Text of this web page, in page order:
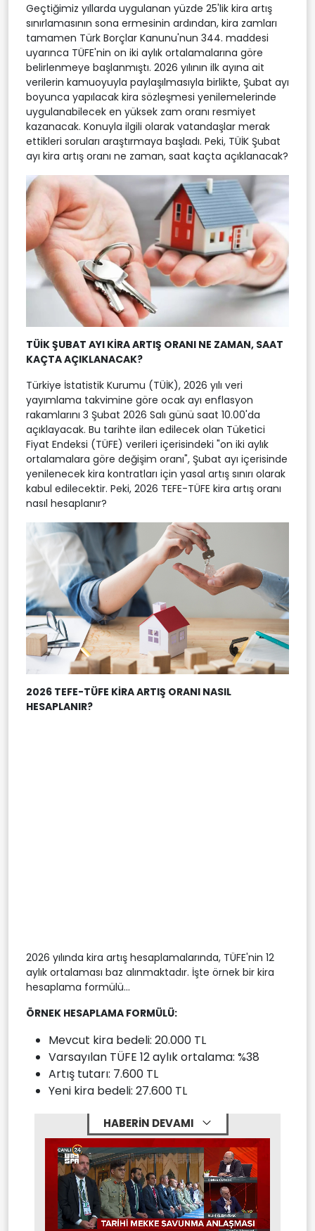
Geçtiğimiz yıllarda uygulanan yüzde 25'lik kira artış
sınırlamasının sona ermesinin ardından, kira zamları
tamamen Türk Borçlar Kanunu'nun 344. maddesi
uyarınca TÜFE'nin on iki aylık ortalamalarına göre
belirlenmeye başlanmıştı. 2026 yılının ilk ayına ait
verilerin kamuoyuyla paylaşılmasıyla birlikte, Şubat ayı
boyunca yapılacak kira sözleşmesi yenilemelerinde
uygulanabilecek en yüksek zam oranı resmiyet
kazanacak. Konuyla ilgili olarak vatandaşlar merak
ettikleri soruları araştırmaya başladı. Peki, TÜİK Şubat
ayı kira artış oranı ne zaman, saat kaçta açıklanacak?
TÜİK ŞUBAT AYI KİRA ARTIŞ ORANI NE ZAMAN, SAAT
KAÇTA AÇIKLANACAK?
Türkiye İstatistik Kurumu (TÜİK), 2026 yılı veri
yayımlama takvimine göre ocak ayı enflasyon
rakamlarını 3 Şubat 2026 Salı günü saat 10.00'da
açıklayacak. Bu tarihte ilan edilecek olan Tüketici
Fiyat Endeksi (TÜFE) verileri içerisindeki "on iki aylık
ortalamalara göre değişim oranı", Şubat ayı içerisinde
yenilenecek kira kontratları için yasal artış sınırı olarak
kabul edilecektir. Peki, 2026 TEFE-TÜFE kira artış oranı
nasıl hesaplanır?
2026 TEFE-TÜFE KİRA ARTIŞ ORANI NASIL
HESAPLANIR?
2026 yılında kira artış hesaplamalarında, TÜFE'nin 12
aylık ortalaması baz alınmaktadır. İşte örnek bir kira
hesaplama formülü...
ÖRNEK HESAPLAMA FORMÜLÜ:
Mevcut kira bedeli: 20.000 TL
Varsayılan TÜFE 12 aylık ortalama: %38
Artış tutarı: 7.600 TL
Yeni kira bedeli: 27.600 TL
HABERİN DEVAMI